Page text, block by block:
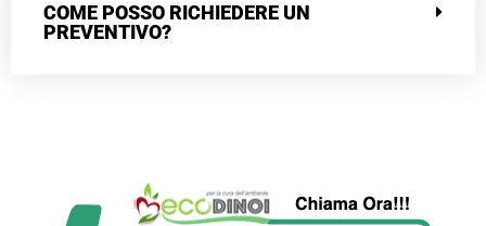
COME POSSO RICHIEDERE UN
PREVENTIVO?